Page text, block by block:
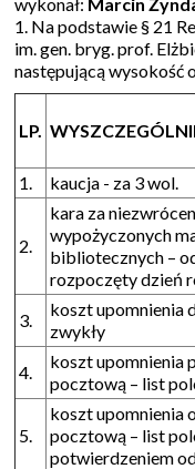
1. Na podstawie § 21
im. gen. bryg. prof.
następującą wysokość
LP.
1.
kaucja - za 3 wol.
2.
kara za
wypożyczonych
bibliotecznych –
rozpoczęty dzień
3.
koszt upomnienia
zwykły
4.
koszt upomnienia
pocztową – list
5.
koszt upomnienia
pocztową – list
potwierdzeniem